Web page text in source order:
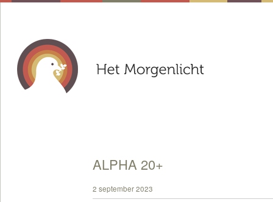
ALPHA 20+
2 september 2023